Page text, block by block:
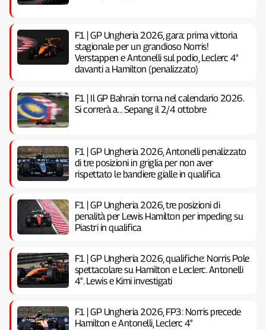
F1 | GP Ungheria 2026, gara: prima vittoria
stagionale per un grandioso Norris!
Verstappen e Antonelli sul podio, Leclerc 4°
davanti a Hamilton (penalizzato)
F1 | Il GP Bahrain torna nel calendario 2026.
Si correrà a… Sepang il 2/4 ottobre
F1 | GP Ungheria 2026, Antonelli penalizzato
di tre posizioni in griglia per non aver
rispettato le bandiere gialle in qualifica
F1 | GP Ungheria 2026, tre posizioni di
penalità per Lewis Hamilton per impeding su
Piastri in qualifica
F1 | GP Ungheria 2026, qualifiche: Norris Pole
spettacolare su Hamilton e Leclerc. Antonelli
4°. Lewis e Kimi investigati
F1 | GP Ungheria 2026, FP3: Norris precede
Hamilton e Antonelli, Leclerc 4°